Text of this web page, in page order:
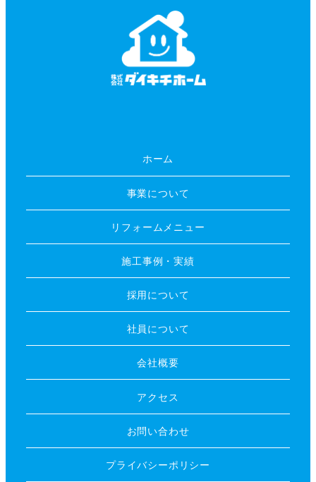
ホーム
事業について
リフォームメニュー
施工事例・実績
採用について
社員について
会社概要
アクセス
お問い合わせ
プライバシーポリシー